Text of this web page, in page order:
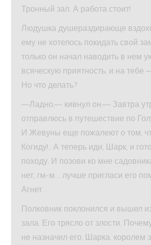
Тронный зал. А работа стоит!
Людушка душераздирающе
ему не хотелось покидать свой
только он начал наводить в нем
всяческую приятность, и на тебе
Но что делать?
—Ладно,— кивнул он.— Завтра
отправлюсь в путешествие по
И Жевуны еще пожалеют о том,
Когиду!.. А теперь иди, Шарк, и
походу. И позови ко мне
нет, гм-м… лучше пригласи его
Агнет.
Полковник поклонился и вышел
зала. Его трясло от злости.
не назначил его, Шарка, королем